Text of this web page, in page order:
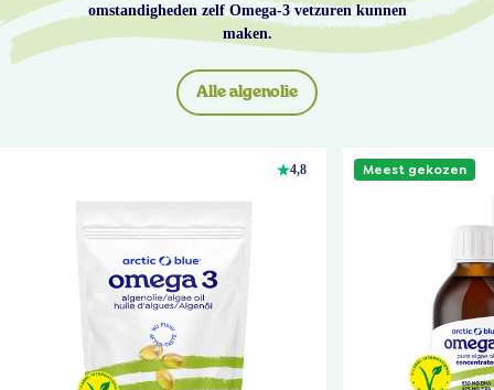
omstandigheden zelf Omega-3 vetzuren kunnen
maken.
Alle algenolie
4,8 Meest gekozen